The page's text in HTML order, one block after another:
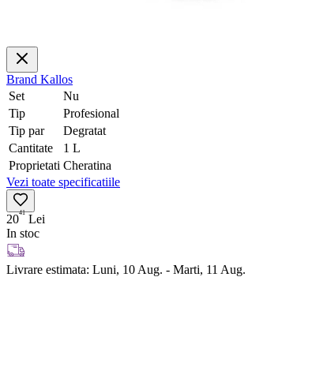
Brand Kallos
Set
Nu
Tip
Profesional
Tip par
Degratat
Cantitate
1 L
Proprietati Cheratina
Vezi toate specificatiile
2041 Lei
In stoc
Livrare estimata: Luni, 10 Aug. - Marti, 11 Aug.